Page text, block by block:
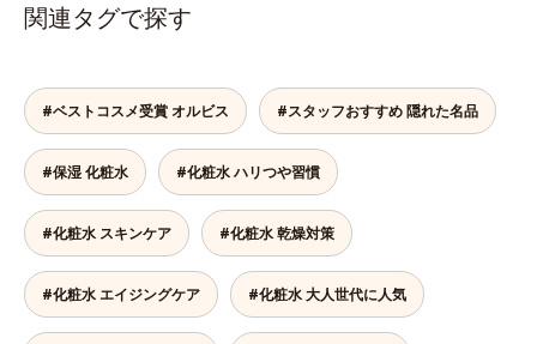
関連タグで探す
#ベストコスメ受賞 オルビス #スタッフおすすめ 隠れた名品
#保湿 化粧水 #化粧水 ハリつや習慣
#化粧水 スキンケア #化粧水 乾燥対策
#化粧水 エイジングケア #化粧水 大人世代に人気